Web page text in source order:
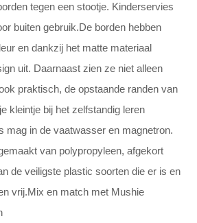
tegen een stootje. Kinderservies
buiten gebruik.De borden hebben
en dankzij het matte materiaal
uit. Daarnaast zien ze niet alleen
praktisch, de opstaande randen van
kleintje bij het zelfstandig leren
mag in de vaatwasser en magnetron.
van polypropyleen, afgekort
de veiligste plastic soorten die er is en
vrij.Mix en match met Mushie